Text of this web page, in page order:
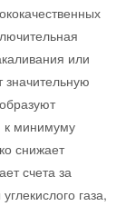
или
к минимуму
снижает
счета за
газа,